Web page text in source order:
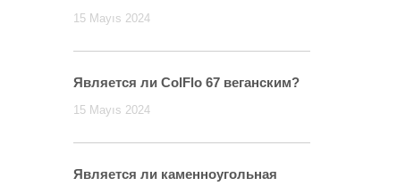
15 Mayıs 2024
Является ли ColFlo 67 веганским?
15 Mayıs 2024
Является ли каменноугольная